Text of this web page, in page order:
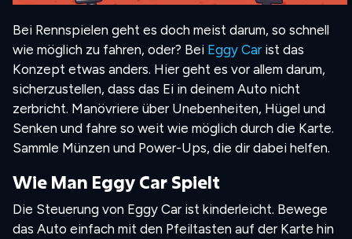
Bei Rennspielen geht es doch meist darum, so schnell
wie möglich zu fahren, oder? Bei Eggy Carist das
Konzept etwas anders. Hier geht es vor allem darum,
sicherzustellen, dass das Ei in deinem Auto nicht
zerbricht. Manövriere über Unebenheiten, Hügel und
Senken und fahre so weit wie möglich durch die Karte.
Sammle Münzen und Power-Ups, die dir dabei helfen.
Wie Man Eggy Car Spielt
Die Steuerung von Eggy Car ist kinderleicht. Bewege
das Auto einfach mit den Pfeiltasten auf der Karte hin